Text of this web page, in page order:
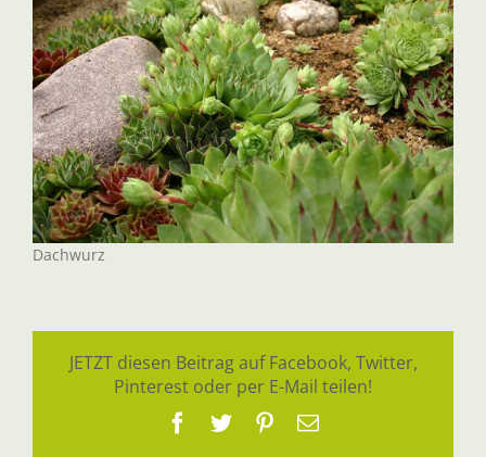
Dachwurz
JETZT diesen Beitrag auf Facebook, Twitter,
Pinterest oder per E-Mail teilen!
Facebook
TwitterPinterest
E-